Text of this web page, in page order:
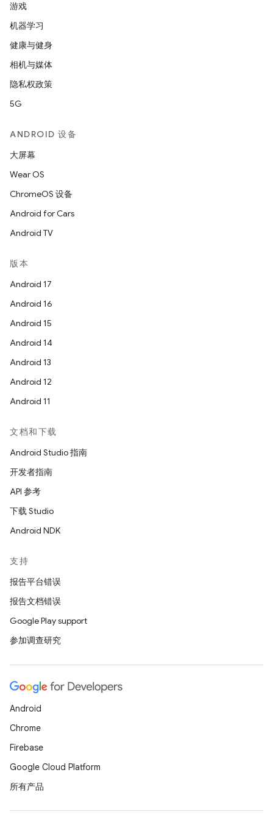
游戏
机器学习
健康与健身
相机与媒体
隐私权政策
5G
ANDROID 设备
大屏幕
Wear OS
ChromeOS 设备
Android for Cars
Android TV
版本
Android 17
Android 16
Android 15
Android 14
Android 13
Android 12
Android 11
文档和下载
Android Studio 指南
开发者指南
API 参考
下载 Studio
Android NDK
支持
报告平台错误
报告文档错误
Google Play support
参加调查研究
Android
Chrome
Firebase
Google Cloud Platform
所有产品